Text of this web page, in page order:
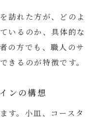
訪れた方が、どのよ
いるのか、具体的な
の方でも、職人のサ
きるのが特徴です。
ンの構想
す。小皿、コースタ